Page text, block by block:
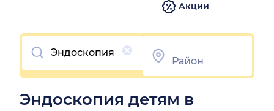
Акции
Очистить
Эндоскопия детям в